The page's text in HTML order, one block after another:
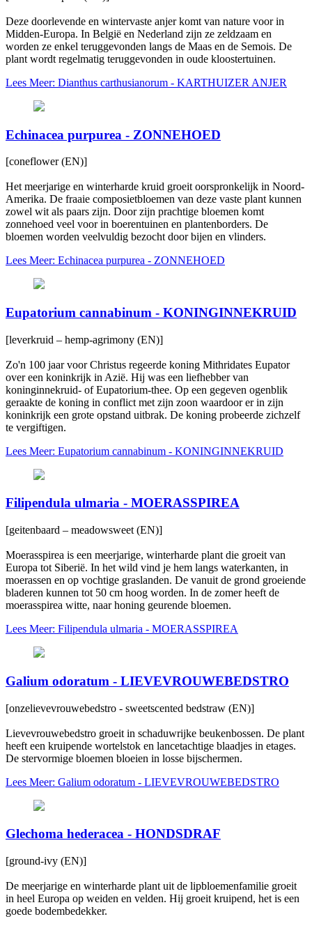
Deze doorlevende en wintervaste anjer komt van nature voor in
Midden-Europa. In België en Nederland zijn ze zeldzaam en
worden ze enkel teruggevonden langs de Maas en de Semois. De
plant wordt regelmatig teruggevonden in oude kloostertuinen.
Lees Meer: Dianthus carthusianorum - KARTHUIZER ANJER
Echinacea purpurea - ZONNEHOED
[coneflower (EN)]
Het meerjarige en winterharde kruid groeit oorspronkelijk in Noord-
Amerika. De fraaie composietbloemen van deze vaste plant kunnen
zowel wit als paars zijn. Door zijn prachtige bloemen komt
zonnehoed veel voor in boerentuinen en plantenborders. De
bloemen worden veelvuldig bezocht door bijen en vlinders.
Lees Meer: Echinacea purpurea - ZONNEHOED
Eupatorium cannabinum - KONINGINNEKRUID
[leverkruid – hemp-agrimony (EN)]
Zo'n 100 jaar voor Christus regeerde koning Mithridates Eupator
over een koninkrijk in Azië. Hij was een liefhebber van
koninginnekruid- of Eupatorium-thee. Op een gegeven ogenblik
geraakte de koning in conflict met zijn zoon waardoor er in zijn
koninkrijk een grote opstand uitbrak. De koning probeerde zichzelf
te vergiftigen.
Lees Meer: Eupatorium cannabinum - KONINGINNEKRUID
Filipendula ulmaria - MOERASSPIREA
[geitenbaard – meadowsweet (EN)]
Moerasspirea is een meerjarige, winterharde plant die groeit van
Europa tot Siberië. In het wild vind je hem langs waterkanten, in
moerassen en op vochtige graslanden. De vanuit de grond groeiende
bladeren kunnen tot 50 cm hoog worden. In de zomer heeft de
moerasspirea witte, naar honing geurende bloemen.
Lees Meer: Filipendula ulmaria - MOERASSPIREA
Galium odoratum - LIEVEVROUWEBEDSTRO
[onzelievevrouwebedstro - sweetscented bedstraw (EN)]
Lievevrouwebedstro groeit in schaduwrijke beukenbossen. De plant
heeft een kruipende wortelstok en lancetachtige blaadjes in etages.
De stervormige bloemen bloeien in losse bijschermen.
Lees Meer: Galium odoratum - LIEVEVROUWEBEDSTRO
Glechoma hederacea - HONDSDRAF
[ground-ivy (EN)]
De meerjarige en winterharde plant uit de lipbloemenfamilie groeit
in heel Europa op weiden en velden. Hij groeit kruipend, het is een
goede bodembedekker.